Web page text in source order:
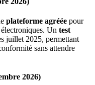
plateforme agréée pour
Un test
juillet 2025, permettant
sans attendre
2026)